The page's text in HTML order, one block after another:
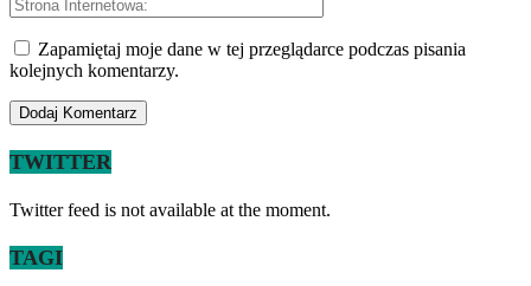
Zapamiętaj moje dane w tej przeglądarce podczas pisania
kolejnych komentarzy.
TWITTER
Twitter feed is not available at the moment.
TAGI